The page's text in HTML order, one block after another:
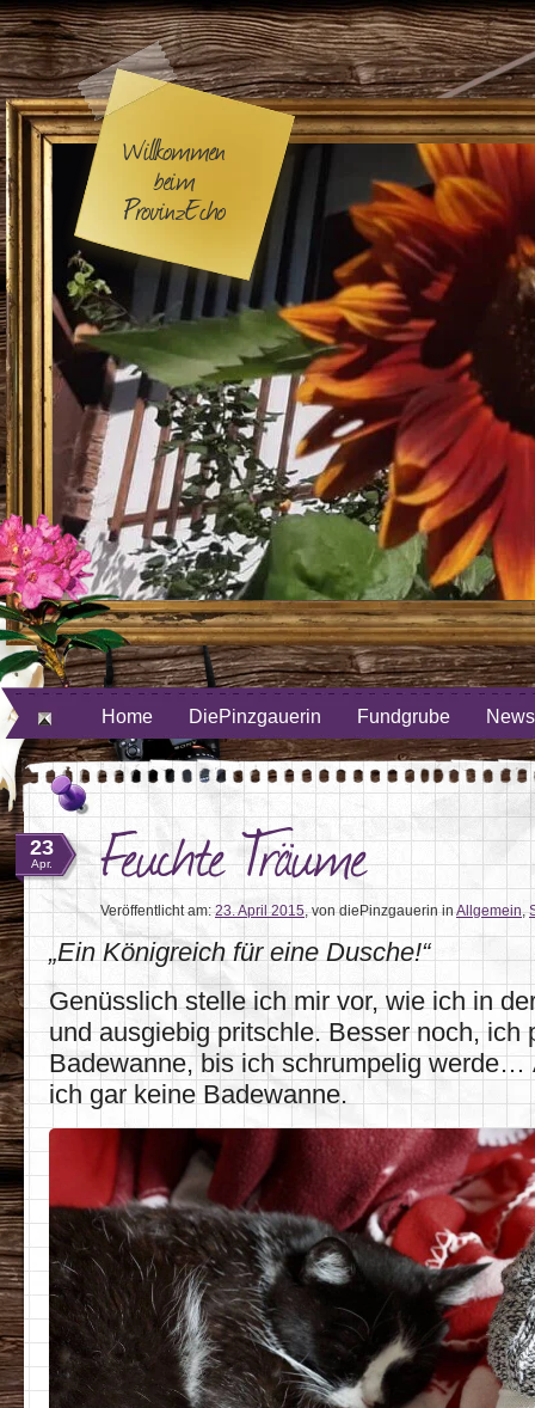
Willkommen
beim
ProvinzEcho
Home DiePinzgauerin Fundgrube
Twitter
23
Apr. Feuchte Träume
Veröffentlicht am:23. April 2015,von diePinzgauerininAllgemein,
„Ein Königreich für eine Dusche!“
Genüsslich stelle ich mir vor, wie ich in
und ausgiebig pritschle. Besser noch, ich
Badewanne, bis ich schrumpelig werde…
ich gar keine Badewanne.